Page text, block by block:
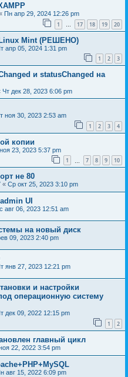
Пн апр 29, 2024 12:26 pm
1 … 17 18 19 20
Linux Mint (РЕШЕНО)
апр 05, 2024 1:31 pm
1 2 3
и statusChanged на
Чт дек 28, 2023 6:06 pm
ноя 30, 2023 2:53 am
1 2 3 4
копии
23, 2023 5:37 pm
1 7 8 9 10
не 80
« Ср окт 25, 2023 3:10 pm
UI
авг 06, 2023 12:51 am
на новый диск
09, 2023 2:40 pm
янв 27, 2023 12:21 pm
и настройки
операционную систему
дек 09, 2022 12:15 pm
1 2
главный цикл
22, 2022 3:54 pm
авг 15, 2022 6:09 pm